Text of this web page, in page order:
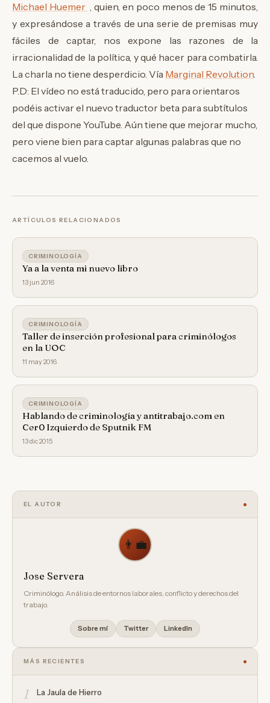
Michael Huemer , quien, en poco menos de 15 minutos,
y expresándose a través de una serie de premisas muy
fáciles de captar, nos expone las razones de la
irracionalidad de la política, y qué hacer para combatirla.
La charla no tiene desperdicio. Vía Marginal Revolution.
P.D: El vídeo no está traducido, pero para orientaros
podéis activar el nuevo traductor beta para subtítulos
del que dispone YouTube. Aún tiene que mejorar mucho,
pero viene bien para captar algunas palabras que no
cacemos al vuelo.
ARTÍCULOS RELACIONADOS
CRIMINOLOGÍA
Ya a la venta mi nuevo libro
13 jun 2016
CRIMINOLOGÍA
Taller de inserción profesional para criminólogos
en la UOC
11 may 2016
CRIMINOLOGÍA
Hablando de criminología y antitrabajo.com en
Cer0 Izquierdo de Sputnik FM
13 dic 2015
EL AUTOR
👨‍💼
Jose Servera
Criminólogo. Análisis de entornos laborales, conflicto y derechos del
trabajo.
Sobre mí Twitter LinkedIn
MÁS RECIENTES
1 La Jaula de Hierro